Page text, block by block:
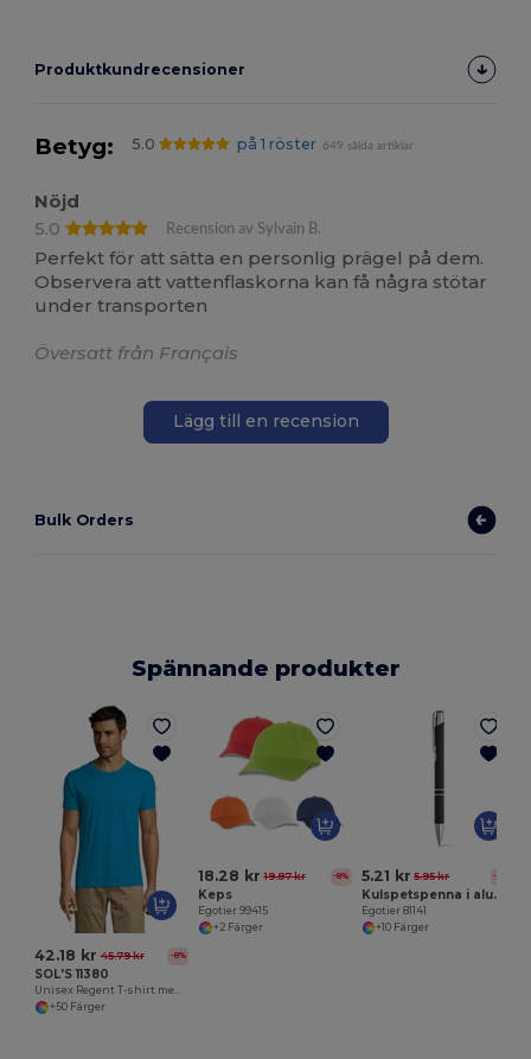
Produktkundrecensioner
Betyg: 5.0 på 1 röster 649 sålda artiklar
Nöjd
5.0
Recension av Sylvain B.
Perfekt för att sätta en personlig prägel på dem.
Observera att vattenflaskorna kan få några stötar
under transporten
Översatt från Français
Lägg till en recension
Bulk Orders
Spännande produkter
42.18 kr 45.79 kr -8%
SOL'S 11380
+50 Färger
18.28 kr 19.87 kr -8%
Keps
Egotier 99415
+2 Färger
5.21 kr 5.95 kr -13%
Kulspetspenna i aluminium och gummifinish
Egotier 81141
+10 Färger